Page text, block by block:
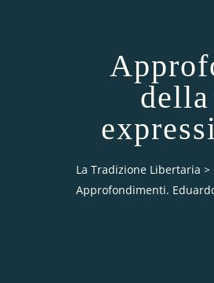
La Tradizione Libertaria >
Approfondimenti.